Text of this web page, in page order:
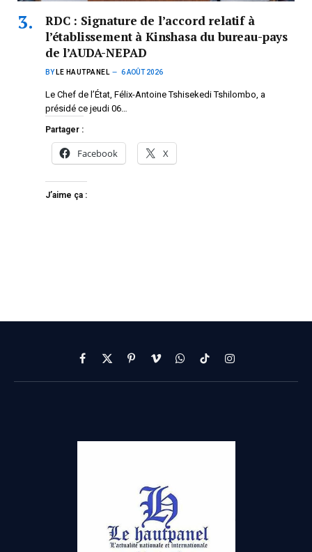
RDC : Signature de l’accord relatif à
l’établissement à Kinshasa du bureau-pays
de l’AUDA-NEPAD
BY LE HAUTPANEL 6 AOÛT 2026
Le Chef de l’État, Félix-Antoine Tshisekedi Tshilombo, a
présidé ce jeudi 06…
Partager :
Facebook X
J’aime ça :
Facebook
X
(Twitter)
PinterestVimeoWhatsApp
TikTokInstagram